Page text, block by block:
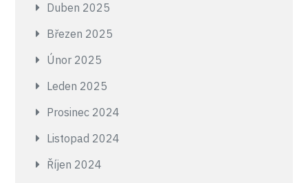
Duben 2025
Březen 2025
Únor 2025
Leden 2025
Prosinec 2024
Listopad 2024
Říjen 2024